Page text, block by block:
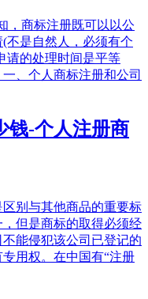
，商标注册既可以以公
不是自然人，必须有个
请的处理时间是平等
、个人商标注册和公司
钱-个人注册商
别与其他商品的重要标
但是商标的取得必须经
能侵犯该公司已登记的
用权。在中国有“注册